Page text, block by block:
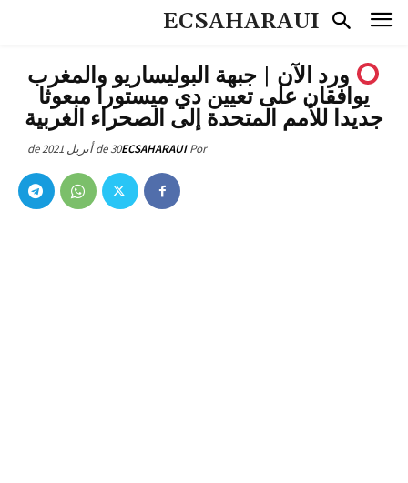
ECSAHARAUI
ورد الآن | جبهة البوليساريو والمغرب
يوافقان على تعيين دي ميستورا مبعوثا
جديدا للأمم المتحدة إلى الصحراء الغربية
Por
ECSAHARAUI30 de أبريل de 2021